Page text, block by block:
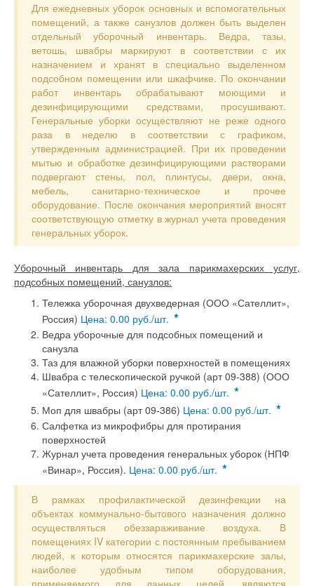
Для ежедневных уборок основных и вспомогательных
помещений, а также санузлов должен быть выделен
отдельный уборочный инвентарь. Ведра, тазы,
ветошь, швабры маркируют в соответствии с их
назначением и хранят в специально выделенном
подсобном помещении или шкафчике. По окончании
работ инвентарь обрабатывают моющими и
дезинфицирующими средствами, просушивают.
Генеральные уборки осуществляют не реже одного
раза в неделю в соответствии с графиком,
утвержденным администрацией. При их проведении
мытью и обработке дезинфицирующими растворами
подвергают стены, пол, плинтусы, двери, окна,
мебель, санитарно-техническое и прочее
оборудование. После окончания мероприятий вносят
соответствующую отметку в журнал учета проведения
генеральных уборок.
Уборочный инвентарь для зала парикмахерских услуг,
подсобных помещений, санузлов:
Тележка уборочная двухведерная (ООО «Сателлит»,
Россия) Цена: 0.00 руб./шт. *
Ведра уборочные для подсобных помещений и
санузла
Таз для влажной уборки поверхностей в помещениях
Швабра с телескопической ручкой (арт 09-388) (ООО
«Сателлит», Россия) Цена: 0.00 руб./шт. *
Моп для швабры (арт 09-386) Цена: 0.00 руб./шт. *
Салфетка из микрофибры для протирания
поверхностей
Журнал учета проведения генеральных уборок (НПФ
«Винар», Россия). Цена: 0.00 руб./шт. *
В рамках профилактической дезинфекции на
объектах коммунально-бытового назначения должно
осуществляться обеззараживание воздуха. В
помещениях IV категории с постоянным пребыванием
людей, к которым относятся парикмахерские залы,
наиболее удобным типом оборудования,
применяемого для данных целей, являются